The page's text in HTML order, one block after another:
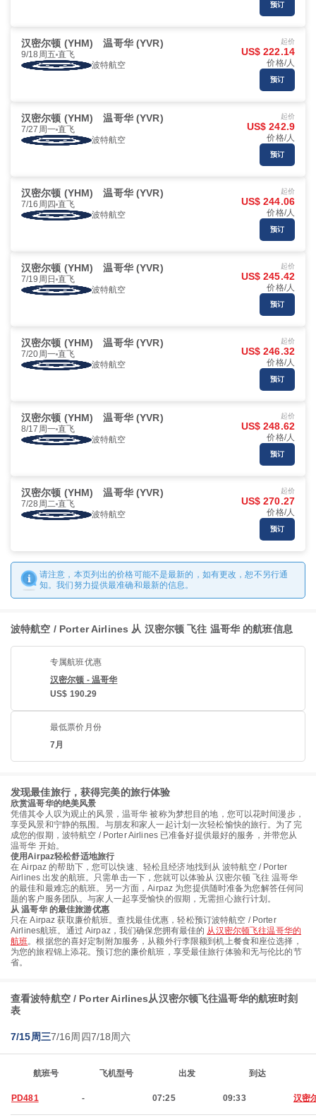
预订
汉密尔顿 (YHM) 温哥华 (YVR)
9/18周五 直飞
波特航空
起价
US$ 222.14
价格/人
预订
汉密尔顿 (YHM) 温哥华 (YVR)
7/27周一 直飞
波特航空
起价
US$ 242.9
价格/人
预订
汉密尔顿 (YHM) 温哥华 (YVR)
7/16周四 直飞
波特航空
起价
US$ 244.06
价格/人
预订
汉密尔顿 (YHM) 温哥华 (YVR)
7/19周日 直飞
波特航空
起价
US$ 245.42
价格/人
预订
汉密尔顿 (YHM) 温哥华 (YVR)
7/20周一 直飞
波特航空
起价
US$ 246.32
价格/人
预订
汉密尔顿 (YHM) 温哥华 (YVR)
8/17周一 直飞
波特航空
起价
US$ 248.62
价格/人
预订
汉密尔顿 (YHM) 温哥华 (YVR)
7/28周二 直飞
波特航空
起价
US$ 270.27
价格/人
预订
请注意，本页列出的价格可能不是最新的，如有更改，恕不另行通
知。我们努力提供最准确和最新的信息。
波特航空 / Porter Airlines 从 汉密尔顿 飞往 温哥华 的航班信息
专属航班优惠
汉密尔顿 - 温哥华
US$ 190.29
最低票价月份
7月
发现最佳旅行，获得完美的旅行体验
欣赏温哥华的绝美风景
凭借其令人叹为观止的风景，温哥华 被称为梦想目的地，您可以花时间漫步，
享受风景和宁静的氛围。与朋友和家人一起计划一次轻松愉快的旅行。为了完
成您的假期，波特航空 / Porter Airlines 已准备好提供最好的服务，并带您从
温哥华 开始。
使用Airpaz轻松舒适地旅行
在 Airpaz 的帮助下，您可以快速、轻松且经济地找到从 波特航空 / Porter
Airlines 出发的航班。只需单击一下，您就可以体验从 汉密尔顿 飞往 温哥华
的最佳和最难忘的航班。另一方面，Airpaz 为您提供随时准备为您解答任何问
题的客户服务团队。与家人一起享受愉快的假期，无需担心旅行计划。
从 温哥华 的最佳旅游优惠
只在 Airpaz 获取廉价航班。查找最佳优惠，轻松预订波特航空 / Porter
Airlines航班。通过 Airpaz，我们确保您拥有最佳的 从汉密尔顿飞往温哥华的
航班。根据您的喜好定制附加服务，从额外行李限额到机上餐食和座位选择，
为您的旅程锦上添花。预订您的廉价航班，享受最佳旅行体验和无与伦比的节
省。
查看波特航空 / Porter Airlines从汉密尔顿飞往温哥华的航班时刻
表
7/15周三7/16周四7/18周六
航班号 飞机型号 出发 到达
PD481 - 07:25 09:33 汉密